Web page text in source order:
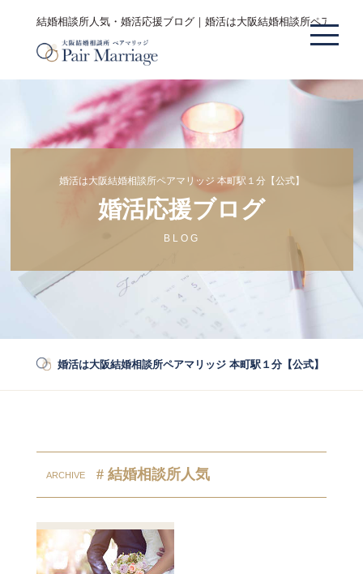
結婚相談所人気・婚活応援ブログ｜婚活は大阪結婚相談所ペアマリ
婚活は大阪結婚相談所ペアマリッジ 本町駅１分【公式】
婚活応援ブログ
BLOG
婚活は大阪結婚相談所ペアマリッジ 本町駅１分【公式】
# 結婚相談所人気